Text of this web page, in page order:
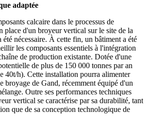
adaptée
calcaire dans le processus de
place d'un broyeur vertical sur le site de la
nécessaire. À cette fin, un bâtiment a été
les composants essentiels à l'intégration
de production existante. Dotée d'une
de plus de 150 000 tonnes par an
40t/h). Cette installation pourra alimenter
broyage de Gand, récemment équipé d'un
Outre ses performances techniques
vertical se caractérise par sa durabilité, tant
que de sa conception technologique de